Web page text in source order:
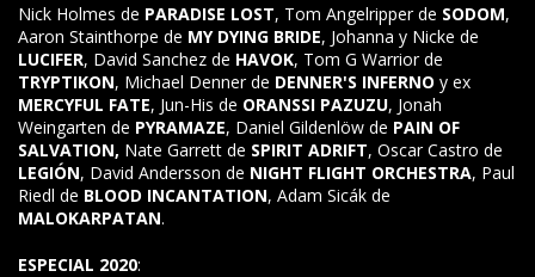
Nick Holmes de PARADISE LOST, Tom Angelripper de SODOM,
Aaron Stainthorpe de MY DYING BRIDE, Johanna y Nicke de
LUCIFER, David Sanchez de HAVOK, Tom G Warrior de
TRYPTIKON, Michael Denner de DENNER'S INFERNO y ex
MERCYFUL FATE, Jun-His de ORANSSI PAZUZU, Jonah
Weingarten de PYRAMAZE, Daniel Gildenlöw de PAIN OF
SALVATION, Nate Garrett de SPIRIT ADRIFT, Oscar Castro de
LEGIÓN, David Andersson de NIGHT FLIGHT ORCHESTRA, Paul
Riedl de BLOOD INCANTATION, Adam Sicák de
MALOKARPATAN.
ESPECIAL 2020: